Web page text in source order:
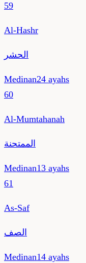
59
Al-Hashr
الحشر
Medinan24 ayahs
60
Al-Mumtahanah
الممتحنة
Medinan13 ayahs
61
As-Saf
الصف
Medinan14 ayahs